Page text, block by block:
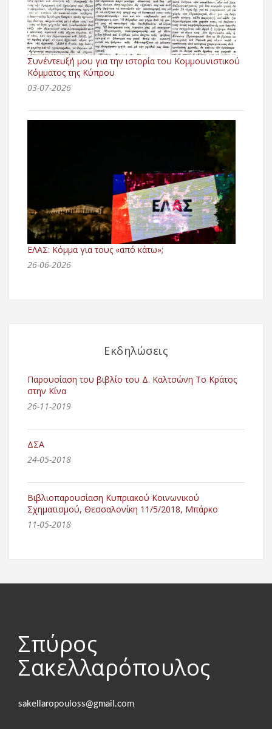
Συνέντευξή μου για την ιστορία του Κομμουνιστικού
Κόμματος της Κύπρου
03-07-2026
ΕΛΑΣ: Κόμμα για τους «από κάτω»;
26-06-2026
Εκδηλώσεις
Παρουσίαση του βιβλίο του Δ. Καλτσώνη Το Κράτος
στην Κίνα
26-11-2019
ΔΣΑ
24-05-2018
Βιβλιοπαρουσίαση Κυπριακού Κοινωνικού
Σχηματισμού, Θεσσαλονίκη 11/5/2018, Μπάρκο
11-05-2018
Σπύρος
Σακελλαρόπουλος